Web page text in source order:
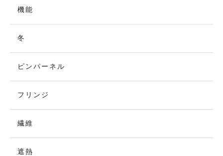
機能
冬
ピンパーネル
フリンジ
繊維
遮熱